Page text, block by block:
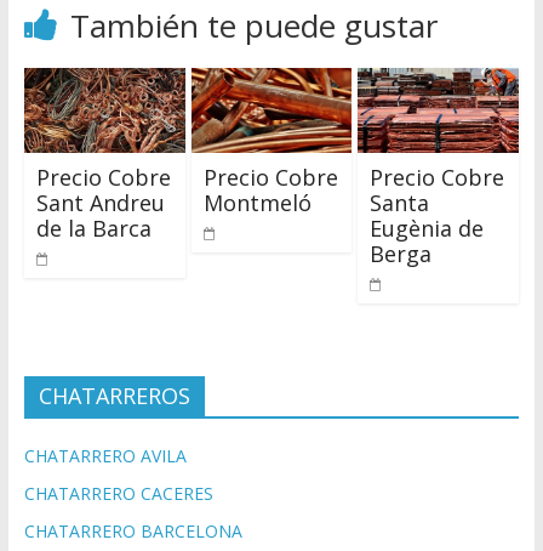
También te puede gustar
Precio Cobre
Sant Andreu
de la Barca
Precio Cobre
Montmeló
Precio Cobre
Santa
Eugènia de
Berga
CHATARREROS
CHATARRERO AVILA
CHATARRERO CACERES
CHATARRERO BARCELONA